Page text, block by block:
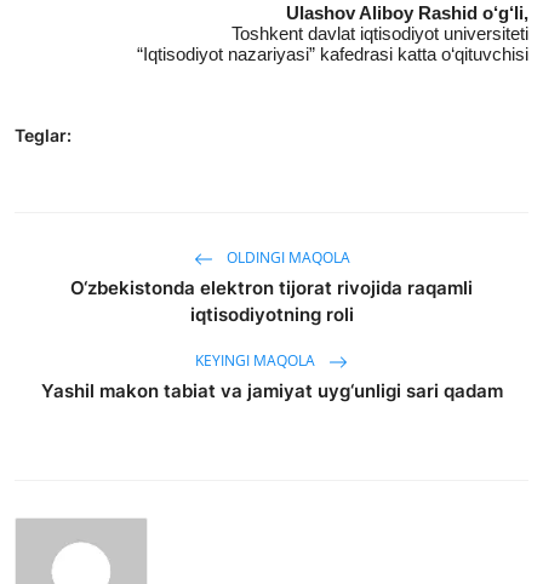
Ulashov Aliboy Rashid o‘g‘li,
Toshkent davlat iqtisodiyot universiteti
“Iqtisodiyot nazariyasi” kafedrasi katta o‘qituvchisi
Teglar:
OLDINGI MAQOLA
O‘zbekistonda elektron tijorat rivojida raqamli
iqtisodiyotning roli
KEYINGI MAQOLA
Yashil makon tabiat va jamiyat uyg‘unligi sari qadam